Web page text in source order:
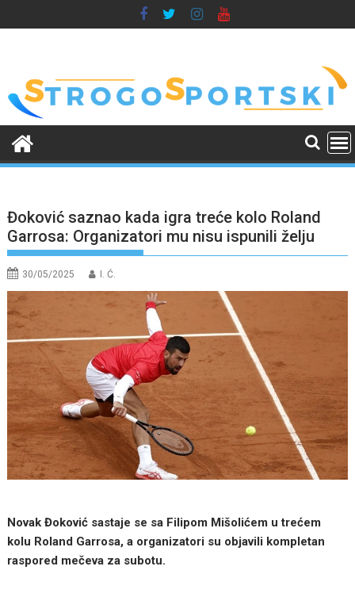
to
Đoković saznao kada igra treće kolo Roland
Garrosa: Organizatori mu nisu ispunili želju
30/05/2025 I. Ć.
Novak Đoković sastaje se sa Filipom Mišolićem u trećem
kolu Roland Garrosa, a organizatori su objavili kompletan
raspored mečeva za subotu.